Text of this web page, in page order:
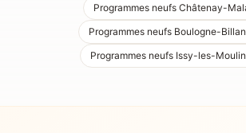
Programmes neufs Châtenay-
Programmes neufs Boulogne-
Programmes neufs Issy-les-